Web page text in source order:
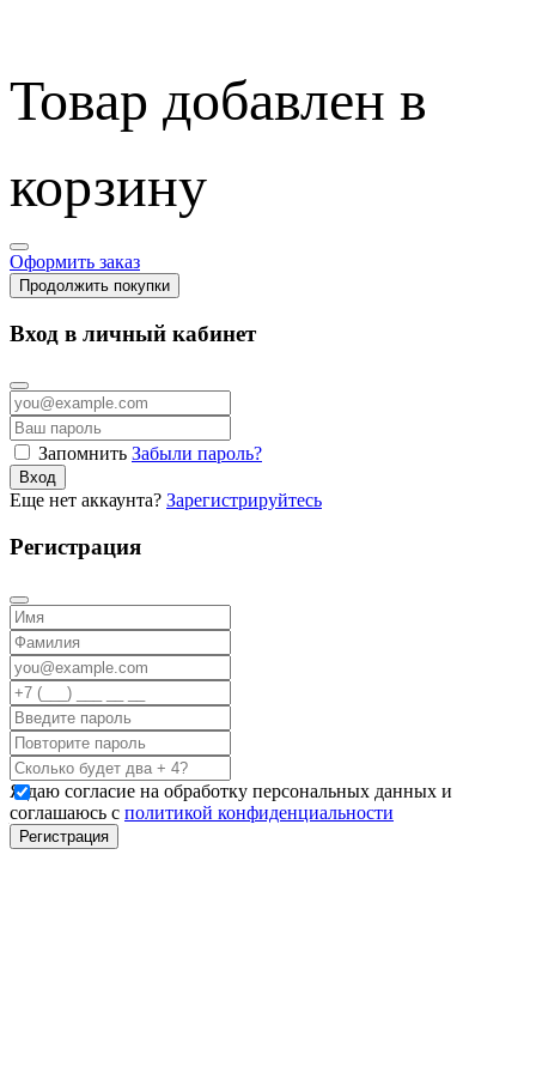
Товар добавлен в
корзину
Оформить заказ
Продолжить покупки
Вход в личный кабинет
Запомнить Забыли пароль?
Вход
Еще нет аккаунта? Зарегистрируйтесь
Регистрация
Я даю согласие на обработку персональных данных и
соглашаюсь с политикой конфиденциальности
Регистрация